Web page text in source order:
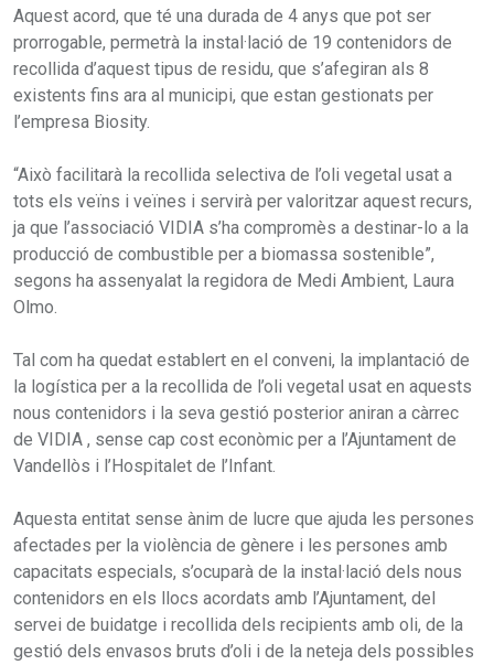
Aquest acord, que té una durada de 4 anys que pot ser
prorrogable, permetrà la instal·lació de 19 contenidors de
recollida d’aquest tipus de residu, que s’afegiran als 8
existents fins ara al municipi, que estan gestionats per
l’empresa Biosity.
“Això facilitarà la recollida selectiva de l’oli vegetal usat a
tots els veïns i veïnes i servirà per valoritzar aquest recurs,
ja que l’associació VIDIA s’ha compromès a destinar-lo a la
producció de combustible per a biomassa sostenible”,
segons ha assenyalat la regidora de Medi Ambient, Laura
Olmo.
Tal com ha quedat establert en el conveni, la implantació de
la logística per a la recollida de l’oli vegetal usat en aquests
nous contenidors i la seva gestió posterior aniran a càrrec
de VIDIA , sense cap cost econòmic per a l’Ajuntament de
Vandellòs i l’Hospitalet de l’Infant.
Aquesta entitat sense ànim de lucre que ajuda les persones
afectades per la violència de gènere i les persones amb
capacitats especials, s’ocuparà de la instal·lació dels nous
contenidors en els llocs acordats amb l’Ajuntament, del
servei de buidatge i recollida dels recipients amb oli, de la
gestió dels envasos bruts d’oli i de la neteja dels possibles